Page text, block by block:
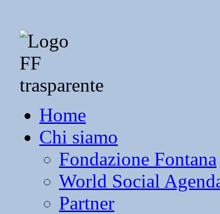
Home
Chi siamo
Fondazione Fontana
World Social
Partner